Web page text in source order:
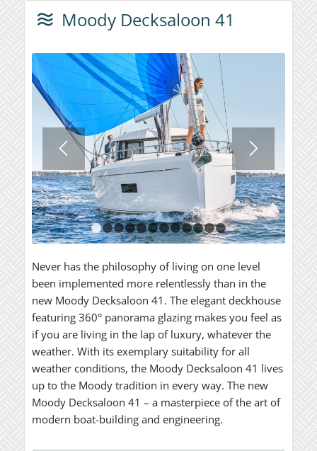
Moody Decksaloon 41
1 2 3 4 5 6 7 8 9 1011 12
Never has the philosophy of living on one level
been implemented more relentlessly than in the
new Moody Decksaloon 41. The elegant deckhouse
featuring 360° panorama glazing makes you feel as
if you are living in the lap of luxury, whatever the
weather. With its exemplary suitability for all
weather conditions, the Moody Decksaloon 41 lives
up to the Moody tradition in every way. The new
Moody Decksaloon 41 – a masterpiece of the art of
modern boat-building and engineering.